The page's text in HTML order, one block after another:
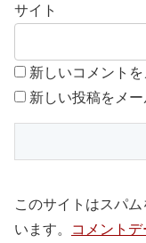
サイト
新しいコメント
新しい投稿をメ
このサイトはスパ
います。
コメント